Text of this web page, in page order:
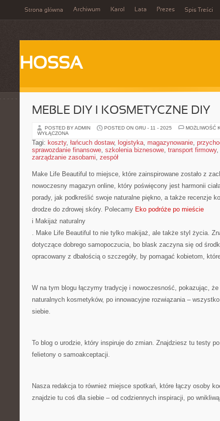
Strona główna Archiwum Karol Lata Prezes Spis Treści
HOSSA
MEBLE DIY I KOSMETYCZNE DIY
POSTED BY ADMIN POSTED ON GRU - 11 - 2025
MOŻLIWOŚĆ
WYŁĄCZONA
Tagi: koszty, łańcuch dostaw, logistyka, magazynowanie,
sprawozdanie finansowe, szkolenia biznesowe, transport firmowy,
zarządzanie zasobami, zespół
Make Life Beautiful to miejsce, które zainspirowane zostało z
nowoczesny magazyn online, który poświęcony jest harmonii
porady, jak podkreślić swoje naturalne piękno, a także recenzje
drodze do zdrowej skóry. Polecamy Eko podróże po mieście
i Makijaż naturalny
. Make Life Beautiful to nie tylko makijaż, ale także styl życia.
dotyczące dobrego samopoczucia, bo blask zaczyna się od
opracowany z dbałością o szczegóły, by pomagać kobietom,
W na tym blogu łączymy tradycję i nowoczesność, pokazując,
naturalnych kosmetyków, po innowacyjne rozwiązania –
siebie.
To blog o urodzie, który inspiruje do zmian. Znajdziesz tu testy
felietony o samoakceptacji.
Nasza redakcja to również miejsce spotkań, które łączy osoby
znajdzie tu coś dla siebie – od codziennych inspiracji, po